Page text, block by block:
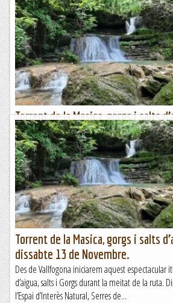
Fageda de la grevolosa.
Descripció de la ruta; avui detallem una excursió
per gaudir de la natura en estat pur. La Fageda
Grevolosa és un dels racons naturals més màgics
Esgarrapacrestes
Torrent de la Masica, gorgs i salts
Dissabte 8 de Maig.
Des de Vallfogona iniciarem aquest espectacular
d’aigua, salts i Gorgs durant la meitat de la ruta.
l’Espai d’Interès Natural, Serres de...
FITA, Guies de Muntanya
Torrent de la Masica, gorgs i salts
dissabte 13 de Novembre.
Des de Vallfogona iniciarem aquest espectacular
d’aigua, salts i Gorgs durant la meitat de la ruta.
l’Espai d’Interès Natural, Serres de...